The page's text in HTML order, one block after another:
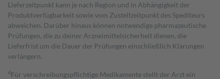
Lieferzeitpunkt kann je nach Region und in Abhängigkeit der
Produktverfügbarkeit sowie vom Zustellzeitpunkt des Spediteurs
abweichen. Darüber hinaus können notwendige pharmazeutische
Prüfungen, die zu deiner Arzneimittelsicherheit dienen, die
Lieferfrist um die Dauer der Prüfungen einschließlich Klärungen
verlängern.
4Für verschreibungspflichtige Medikamente stellt der Arzt ein